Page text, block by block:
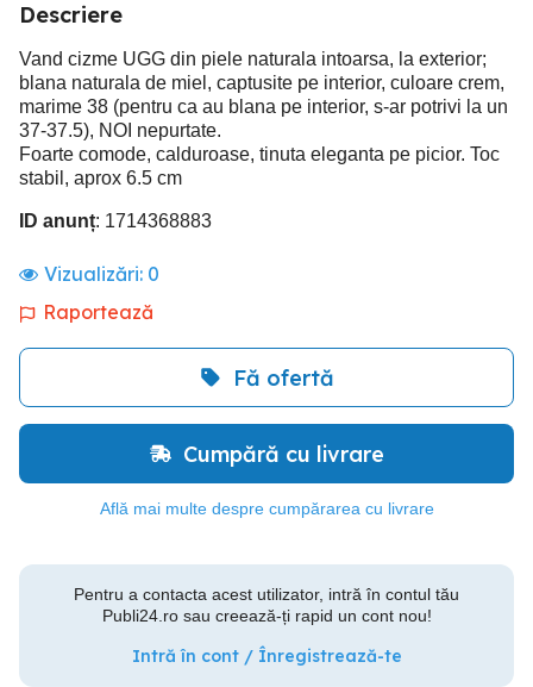
Descriere
Vand cizme UGG din piele naturala intoarsa, la exterior;
blana naturala de miel, captusite pe interior, culoare crem,
marime 38 (pentru ca au blana pe interior, s-ar potrivi la un
37-37.5), NOI nepurtate.
Foarte comode, calduroase, tinuta eleganta pe picior. Toc
stabil, aprox 6.5 cm
ID anunț: 1714368883
Vizualizări: 0
Raportează
Fă ofertă
Cumpără cu livrare
Află mai multe despre cumpărarea cu livrare
Pentru a contacta acest utilizator, intră în contul tău
Publi24.ro sau creează-ți rapid un cont nou!
Intră în cont / Înregistrează-te